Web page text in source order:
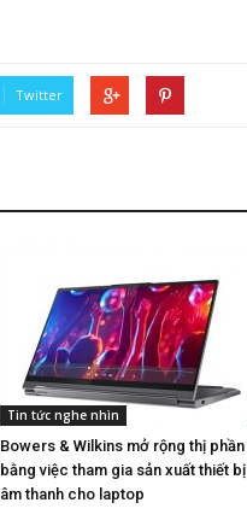
Twitter
Tin tức nghe nhìn
Bowers & Wilkins mở rộng thị phần
bằng việc tham gia sản xuất thiết bị
âm thanh cho laptop